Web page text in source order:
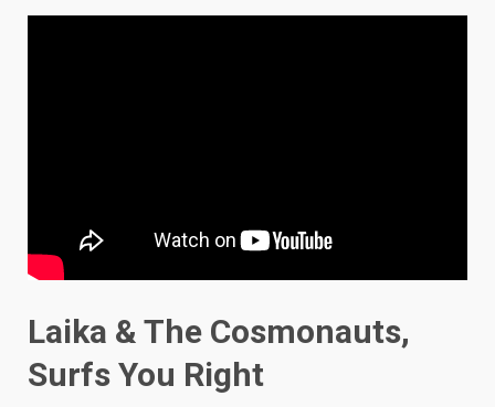
Laika & The Cosmonauts,
Surfs You Right